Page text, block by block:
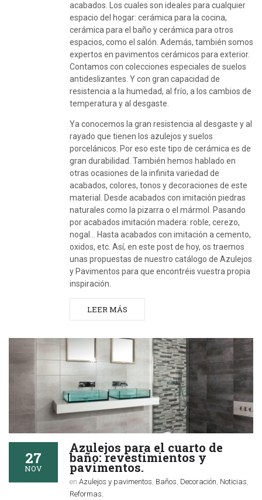
acabados. Los cuales son ideales para cualquier
espacio del hogar: cerámica para la cocina,
cerámica para el baño y cerámica para otros
espacios, como el salón. Además, también somos
expertos en pavimentos cerámicos para exterior.
Contamos con colecciones especiales de suelos
antideslizantes. Y con gran capacidad de
resistencia a la humedad, al frío, a los cambios de
temperatura y al desgaste.
Ya conocemos la gran resistencia al desgaste y al
rayado que tienen los azulejos y suelos
porcelánicos. Por eso este tipo de cerámica es de
gran durabilidad. También hemos hablado en
otras ocasiones de la infinita variedad de
acabados, colores, tonos y decoraciones de este
material. Desde acabados con imitación piedras
naturales como la pizarra o el mármol. Pasando
por acabados imitación madera: roble, cerezo,
nogal… Hasta acabados con imitación a cemento,
oxidos, etc. Así, en este post de hoy, os traemos
unas propuestas de nuestro catálogo de Azulejos
y Pavimentos para que encontréis vuestra propia
inspiración.
LEER MÁS
27
NOV
Azulejos para el cuarto de
baño: revestimientos y
pavimentos.
en Azulejos y pavimentos Baños Decoración Noticias
Reformas